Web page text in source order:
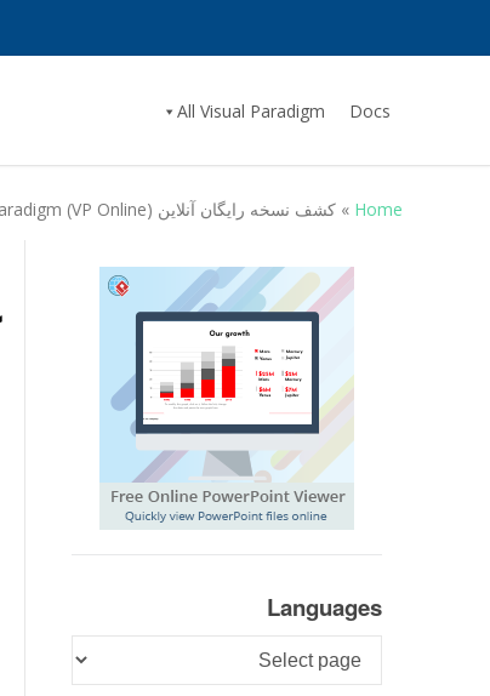
Docs
All Visual Paradigm
Home
» کشف نسخه رایگان آنلاین Visual Paradigm (VP Online): ابزار نهایی رایگان برای نمودارهای رابطه موجودیت
Languages
Languages